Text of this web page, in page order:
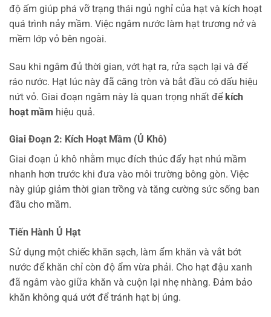
độ ấm giúp phá vỡ trạng thái ngủ nghỉ của hạt và kích hoạt
quá trình nảy mầm. Việc ngâm nước làm hạt trương nở và
mềm lớp vỏ bên ngoài.
Sau khi ngâm đủ thời gian, vớt hạt ra, rửa sạch lại và để
ráo nước. Hạt lúc này đã căng tròn và bắt đầu có dấu hiệu
nứt vỏ. Giai đoạn ngâm này là quan trọng nhất để kích
hoạt mầm hiệu quả.
Giai Đoạn 2: Kích Hoạt Mầm (Ủ Khô)
Giai đoạn ủ khô nhằm mục đích thúc đẩy hạt nhú mầm
nhanh hơn trước khi đưa vào môi trường bông gòn. Việc
này giúp giảm thời gian trồng và tăng cường sức sống ban
đầu cho mầm.
Tiến Hành Ủ Hạt
Sử dụng một chiếc khăn sạch, làm ẩm khăn và vắt bớt
nước để khăn chỉ còn độ ẩm vừa phải. Cho hạt đậu xanh
đã ngâm vào giữa khăn và cuộn lại nhẹ nhàng. Đảm bảo
khăn không quá ướt để tránh hạt bị úng.